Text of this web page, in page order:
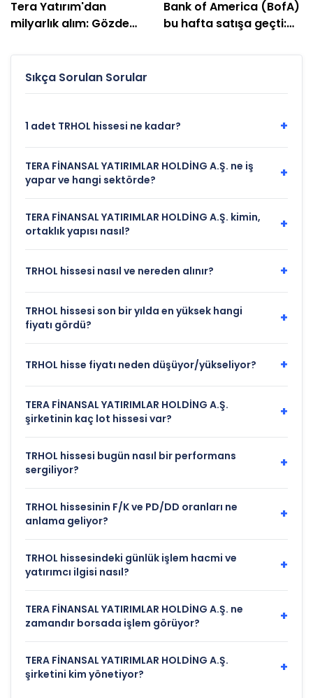
Tera Yatırım'dan
milyarlık alım: Gözde
Bank of America (BofA)
bu hafta satışa geçti:
Sıkça Sorulan Sorular
1 adet TRHOL hissesi ne kadar? +
TERA FİNANSAL YATIRIMLAR HOLDİNG A.Ş. ne iş
yapar ve hangi sektörde?
+
TERA FİNANSAL YATIRIMLAR HOLDİNG A.Ş. kimin,
ortaklık yapısı nasıl?
+
TRHOL hissesi nasıl ve nereden alınır? +
TRHOL hissesi son bir yılda en yüksek hangi
fiyatı gördü?
+
TRHOL hisse fiyatı neden düşüyor/yükseliyor? +
TERA FİNANSAL YATIRIMLAR HOLDİNG A.Ş.
şirketinin kaç lot hissesi var?
+
TRHOL hissesi bugün nasıl bir performans
sergiliyor?
+
TRHOL hissesinin F/K ve PD/DD oranları ne
anlama geliyor?
+
TRHOL hissesindeki günlük işlem hacmi ve
yatırımcı ilgisi nasıl?
+
TERA FİNANSAL YATIRIMLAR HOLDİNG A.Ş. ne
zamandır borsada işlem görüyor?
+
TERA FİNANSAL YATIRIMLAR HOLDİNG A.Ş.
şirketini kim yönetiyor?
+